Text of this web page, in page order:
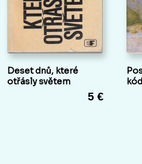
Deset dnů, které
otřásly světem
5 €